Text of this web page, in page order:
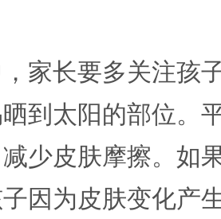
家长要多关注孩
到太阳的部位。
少皮肤摩擦。如
因为皮肤变化产